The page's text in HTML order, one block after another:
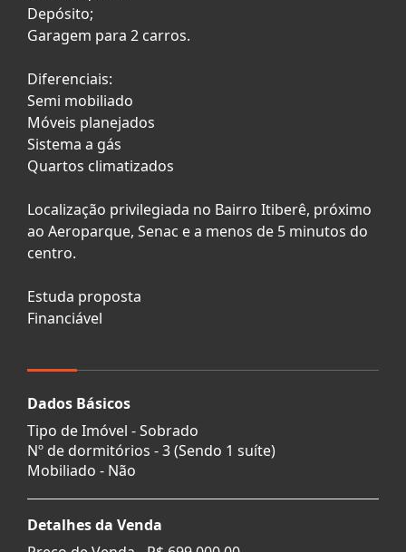
Depósito;
Garagem para 2 carros.
Diferenciais:
Semi mobiliado
Móveis planejados
Sistema a gás
Quartos climatizados
Localização privilegiada no Bairro Itiberê, próximo
ao Aeroparque, Senac e a menos de 5 minutos do
centro.
Estuda proposta
Financiável
Dados Básicos
Tipo de Imóvel - Sobrado
Nº de dormitórios - 3 (Sendo 1 suíte)
Mobiliado - Não
Detalhes da Venda